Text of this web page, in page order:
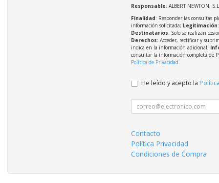
Responsable: ALBERT NEWTON,
Finalidad: Responder las consultas
información solicitada; Legitimación
Destinatarios: Solo se realizan
Derechos: Acceder, rectificar y
indica en la información adicional;
consultar la información completa de
Política de Privacidad.
He leído y acepto la
Contacto
Política Privacidad
Condiciones de Compra